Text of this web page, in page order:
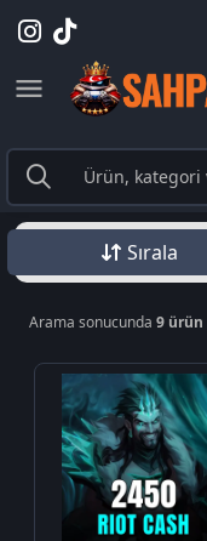
Sırala
Arama sonucunda 9 ürün